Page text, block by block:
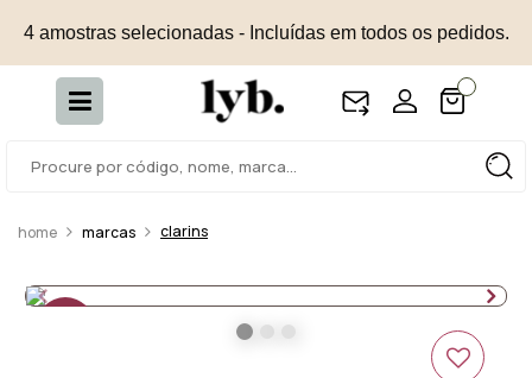
4 amostras selecionadas - Incluídas em todos os pedidos.
marcas clarins